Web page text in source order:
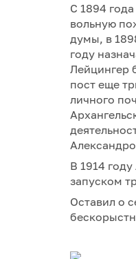
С 1894
вольную
думы, в
году
Лейцингер
пост еще
личного
В 1914
запуском
Оставил о